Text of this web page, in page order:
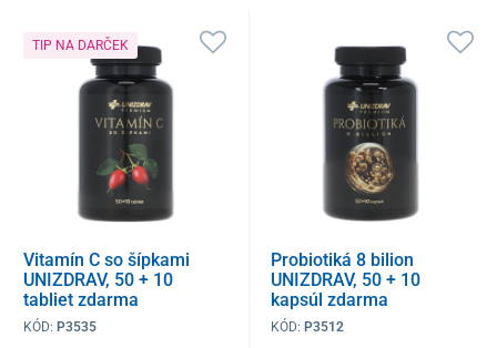
TIP NA DARČEK
Vitamín C so šípkami
UNIZDRAV, 50 + 10
tabliet zdarma
KÓD: P3535
Probiotiká 8 bilion
UNIZDRAV, 50 + 10
kapsúl zdarma
KÓD:P3512